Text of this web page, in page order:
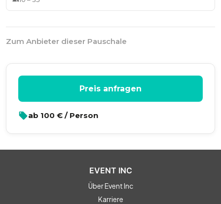
Zum Anbieter dieser Pauschale
Preis anfragen
ab 100 € / Person
EVENT INC
Über Event Inc
Karriere